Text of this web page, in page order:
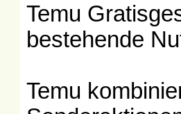
Temu
bestehende
Temu